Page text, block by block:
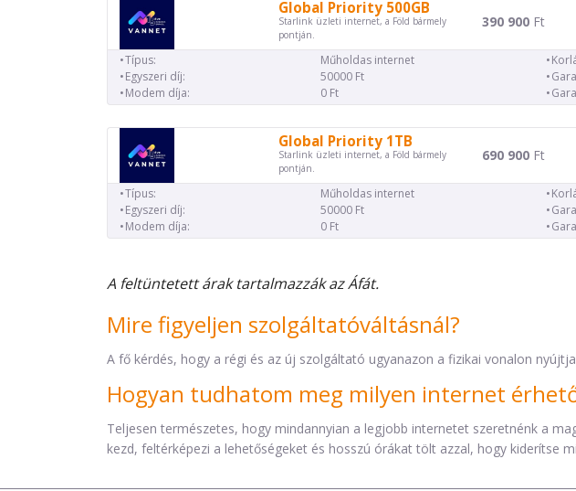
Global Priority 500GB
Starlink üzleti internet, a Föld bármely
pontján.
390 900Ft
Típus:
Műholdas internet
Egyszeri díj:
50000 Ft
Modem díja:
0 Ft
Global Priority 1TB
Starlink üzleti internet, a Föld bármely
pontján.
690 900Ft
Típus:
Műholdas internet
Egyszeri díj:
50000 Ft
Modem díja:
0 Ft
A feltüntetett árak tartalmazzák az Áfát.
Mire figyeljen szolgáltatóváltásnál?
A fő kérdés, hogy a régi és az új szolgáltató ugyanazon a fizikai vonalon
Hogyan tudhatom meg milyen internet
Teljesen természetes, hogy mindannyian a legjobb internetet szeretnénk a
kezd, feltérképezi a lehetőségeket és hosszú órákat tölt azzal, hogy kiderítse